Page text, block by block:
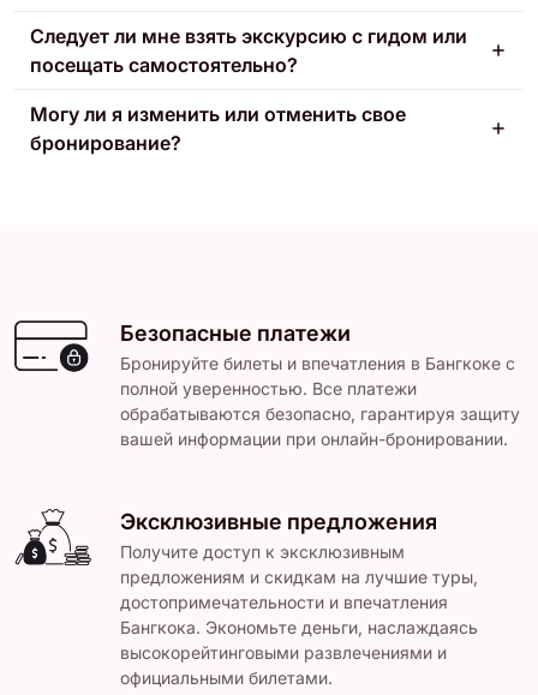
Следует ли мне взять экскурсию с гидом или
посещать самостоятельно?
Могу ли я изменить или отменить свое
бронирование?
Безопасные платежи
Бронируйте билеты и впечатления в Бангкоке с
полной уверенностью. Все платежи
обрабатываются безопасно, гарантируя защиту
вашей информации при онлайн-бронировании.
Эксклюзивные предложения
Получите доступ к эксклюзивным
предложениям и скидкам на лучшие туры,
достопримечательности и впечатления
Бангкока. Экономьте деньги, наслаждаясь
высокорейтинговыми развлечениями и
официальными билетами.